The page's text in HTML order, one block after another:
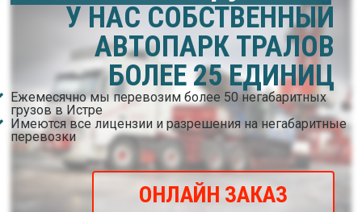
У НАС СОБСТВЕННЫЙ
АВТОПАРК ТРАЛОВ
БОЛЕЕ 25 ЕДИНИЦ
Ежемесячно мы перевозим более 50 негабаритных
грузов в Истре
Имеются все лицензии и разрешения на негабаритные
перевозки
ОНЛАЙН ЗАКАЗ